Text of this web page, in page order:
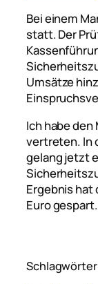
Bei einem
statt. Der
Umsätze
Ich habe
vertreten. In
gelang jetzt
Ergebnis hat
Euro gespart.